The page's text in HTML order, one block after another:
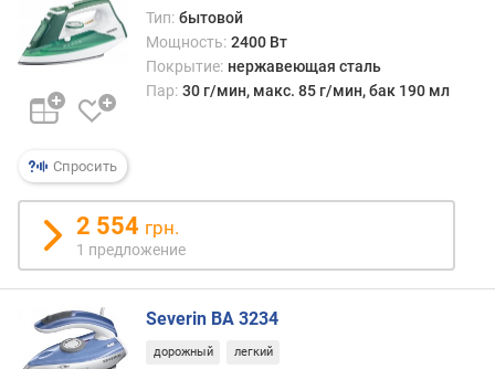
о
т
е
ш
в
ы
х
к
д
о
р
о
г
Спросить
Тип: бытовой
Мощность: 2400 Вт
Покрытие: нержавеющая сталь
Пар: 30 г/мин, макс. 85 г/мин, бак 190 мл
2 554 грн.
1 предложение
Severin BA 3234
дорожный легкий